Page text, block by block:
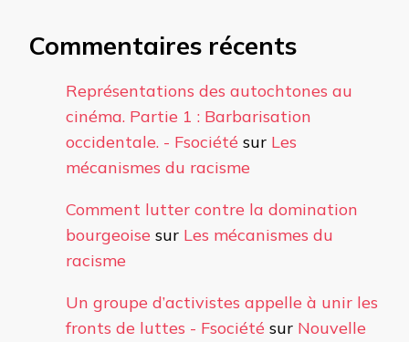
Commentaires récents
Représentations des autochtones au
cinéma. Partie 1 : Barbarisation
occidentale. - Fsociété sur Les
mécanismes du racisme
Comment lutter contre la domination
bourgeoise sur Les mécanismes du
racisme
Un groupe d’activistes appelle à unir les
fronts de luttes - Fsociété sur Nouvelle